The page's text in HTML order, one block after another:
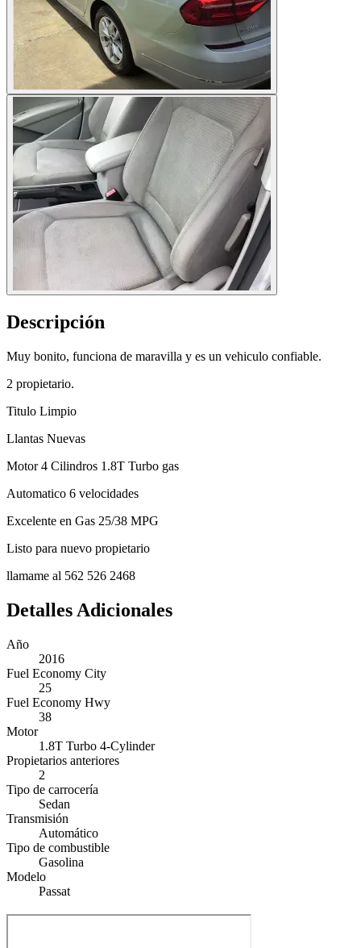
Descripción
Muy bonito, funciona de maravilla y es un vehiculo confiable.
2 propietario.
Titulo Limpio
Llantas Nuevas
Motor 4 Cilindros 1.8T Turbo gas
Automatico 6 velocidades
Excelente en Gas 25/38 MPG
Listo para nuevo propietario
llamame al 562 526 2468
Detalles Adicionales
Año
2016
Fuel Economy City
25
Fuel Economy Hwy
38
Motor
1.8T Turbo 4-Cylinder
Propietarios anteriores
2
Tipo de carrocería
Sedan
Transmisión
Automático
Tipo de combustible
Gasolina
Modelo
Passat